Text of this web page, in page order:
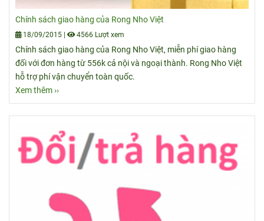
Chính sách giao hàng của Rong Nho Việt
18/09/2015 4566 Lượt xem
Chính sách giao hàng của Rong Nho Việt, miễn phí giao hàng
đối với đơn hàng từ 556k cả nội và ngoại thành. Rong Nho Việt
hỗ trợ phí vận chuyển toàn quốc.
Xem thêm ››